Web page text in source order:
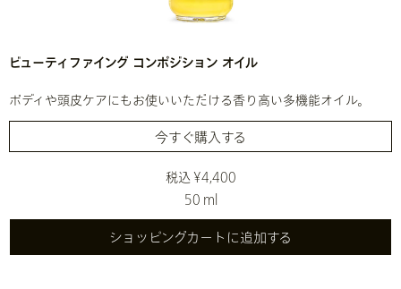
ビューティファイング コンポジション オイル
ボディや頭皮ケアにもお使いいただける香り高い多機能オイル。
今すぐ購入する
税込 ¥4,400
50 ml
ショッピングカートに追加する